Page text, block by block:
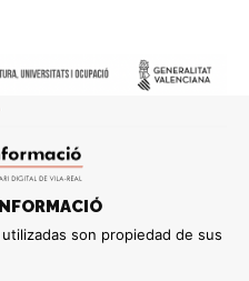
son propiedad de sus